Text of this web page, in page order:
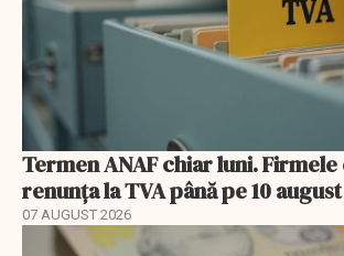
Termen ANAF chiar luni.
renunța la TVA până pe 10 august
07 AUGUST 2026